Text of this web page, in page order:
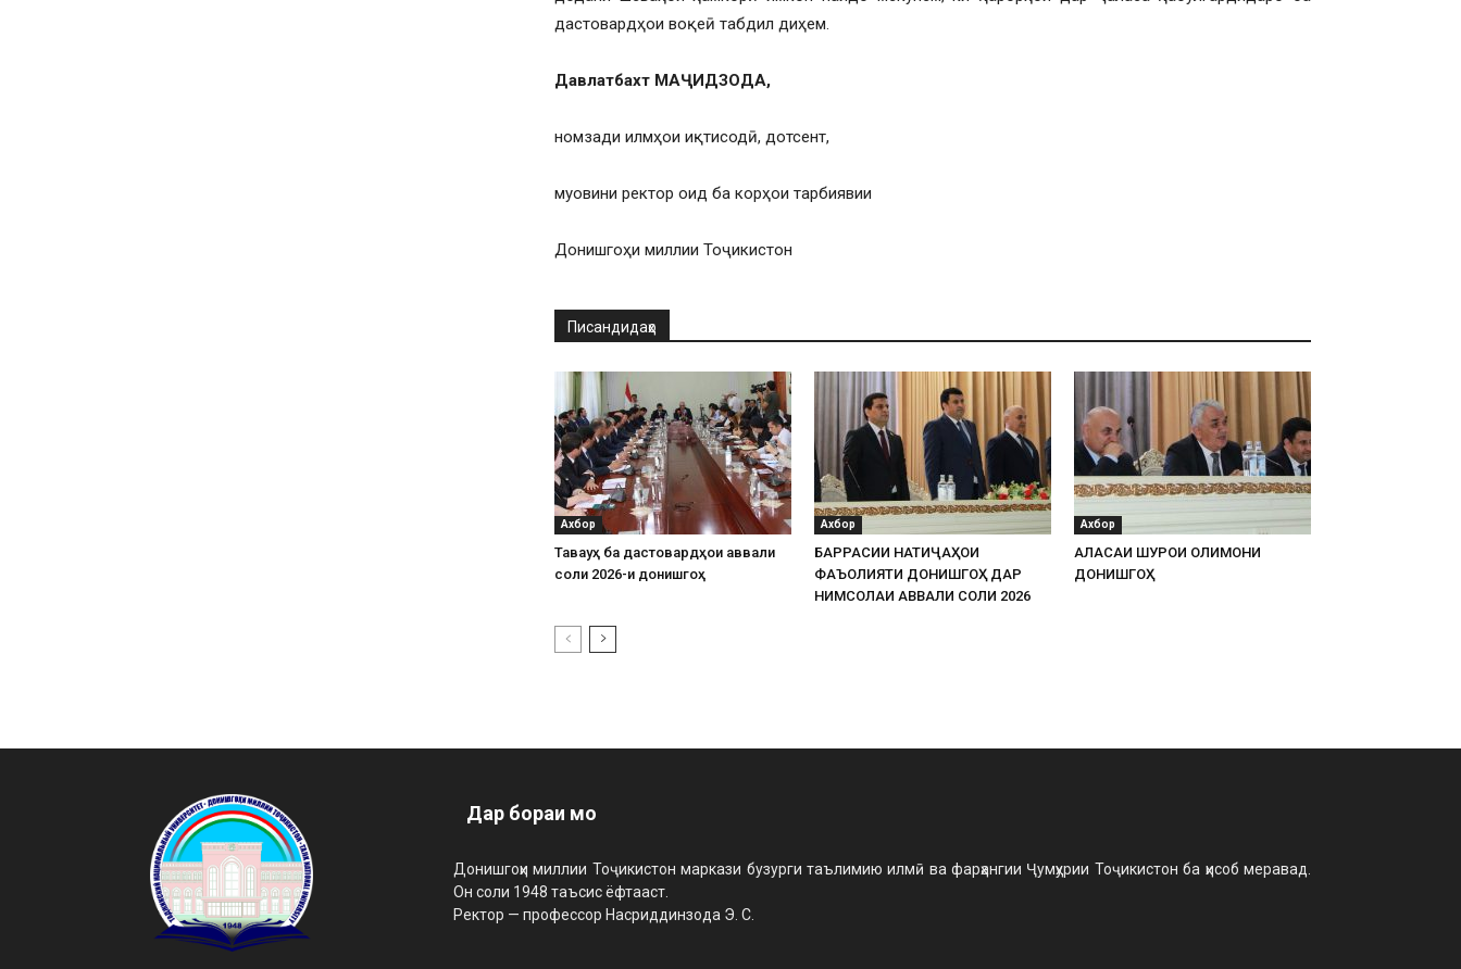
дастовардҳои воқеӣ табдил диҳем.
Давлатбахт МАҶИДЗОДА,
номзади илмҳои иқтисодӣ, дотсент,
муовини ректор оид ба корҳои тарбиявии
Донишгоҳи миллии Тоҷикистон
Писандидаҳо
Ахбор
Таваҷҷуҳ ба дастовардҳои аввали
соли 2026-и донишгоҳ
Ахбор
БАРРАСИИ НАТИҶАҲОИ
ФАЪОЛИЯТИ ДОНИШГОҲ ДАР
НИМСОЛАИ АВВАЛИ СОЛИ 2026
Ахбор
АЛАСАИ ШУРОИ ОЛИМОНИ
ДОНИШГОҲ
Дар бораи мо
Донишгоҳи миллии Тоҷикистон маркази бузурги таълимию илмӣ ва фарҳангии Ҷумҳурии Тоҷикистон ба ҳисоб меравад.
Он соли 1948 таъсис ёфтааст.
Ректор — профессор Насриддинзода Э. С.